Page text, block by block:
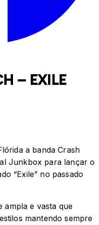
– EXILE
a banda Crash
Junkbox para lançar o
“Exile” no passado
ampla e vasta que
mantendo sempre